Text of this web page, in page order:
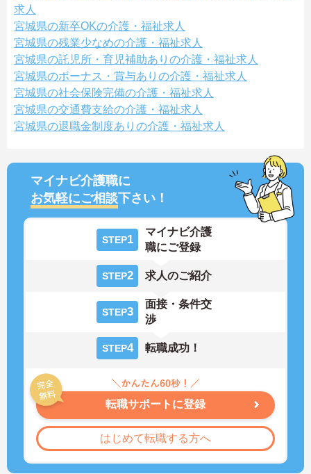
求人
宮城県の新卒OKの介護・福祉求人
宮城県の残業少なめの介護・福祉求人
宮城県の託児所・育児補助ありの介護・福祉求人
宮城県のボーナス・賞与ありの介護・福祉求人
宮城県の社会保険完備の介護・福祉求人
宮城県の交通費支給の介護・福祉求人
宮城県の退職金制度ありの介護・福祉求人
マイナビ介護職に
お気軽にご相談下さい！
STEP1
マイナビ介護
職にご登録
STEP2 求人のご紹介
STEP3
面接・条件交
渉
STEP4 転職成功！
転職サポートに登録
はじめて転職する方へ